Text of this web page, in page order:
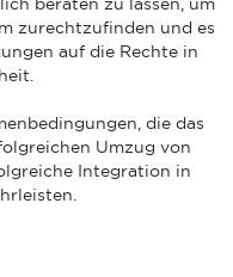
zurechtzufinden und es
auf die Rechte in
die das
Umzug von
Integration in